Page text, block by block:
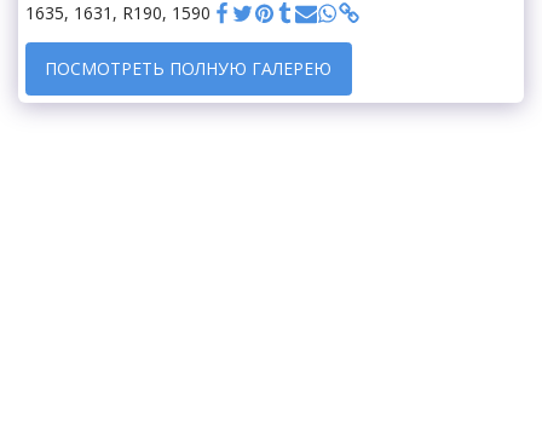
1635, 1631, R190, 1590
ПОСМОТРЕТЬ ПОЛНУЮ ГАЛЕРЕЮ